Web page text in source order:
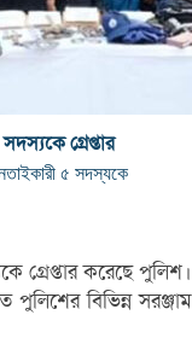
গ্রেপ্তার
৫ সদস্যকে
গ্রেপ্তার করেছে পুলিশ।
বিভিন্ন সরঞ্জাম